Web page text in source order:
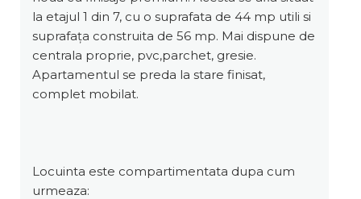
la etajul 1 din 7, cu o suprafata de 44 mp utili si
suprafața construita de 56 mp. Mai dispune de
centrala proprie, pvc,parchet, gresie.
Apartamentul se preda la stare finisat,
complet mobilat.
Locuinta este compartimentata dupa cum
urmeaza: